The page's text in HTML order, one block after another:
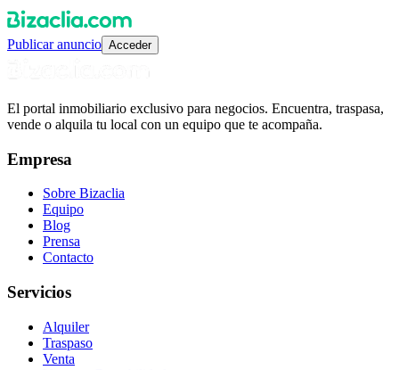
Publicar anuncio Acceder
El portal inmobiliario exclusivo para negocios. Encuentra, traspasa,
vende o alquila tu local con un equipo que te acompaña.
Empresa
Sobre Bizaclia
Equipo
Blog
Prensa
Contacto
Servicios
Alquiler
Traspaso
Venta